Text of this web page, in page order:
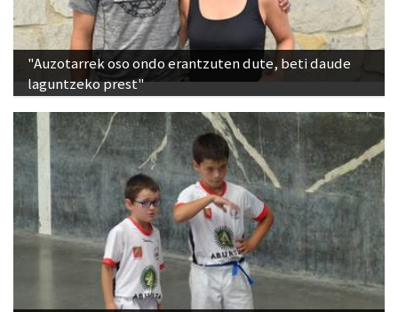
"Auzotarrek oso ondo erantzuten dute, beti daude
laguntzeko prest"